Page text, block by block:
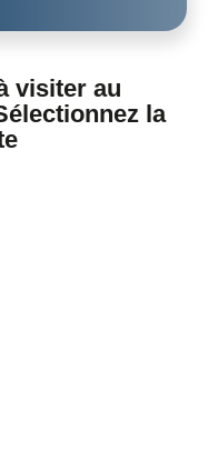
visiter au
la